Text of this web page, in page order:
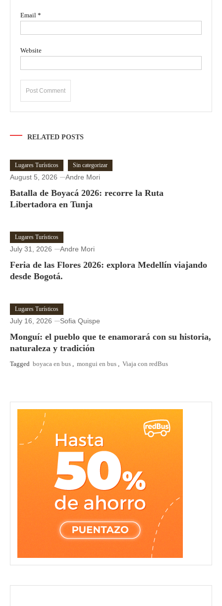
Email *
Website
RELATED POSTS
Lugares Turísticos Sin categorizar
August 5, 2026 Andre Mori
Batalla de Boyacá 2026: recorre la Ruta
Libertadora en Tunja
Lugares Turísticos
July 31, 2026 Andre Mori
Feria de las Flores 2026: explora Medellín viajando
desde Bogotá.
Lugares Turísticos
July 16, 2026 Sofia Quispe
Monguí: el pueblo que te enamorará con su historia,
naturaleza y tradición
Tagged boyaca en bus , mongui en bus , Viaja con redBus